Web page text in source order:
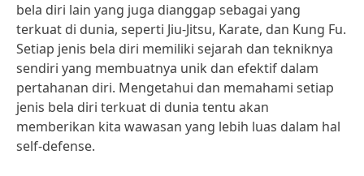
bela diri lain yang juga dianggap sebagai yang
terkuat di dunia, seperti Jiu-Jitsu, Karate, dan Kung Fu.
Setiap jenis bela diri memiliki sejarah dan tekniknya
sendiri yang membuatnya unik dan efektif dalam
pertahanan diri. Mengetahui dan memahami setiap
jenis bela diri terkuat di dunia tentu akan
memberikan kita wawasan yang lebih luas dalam hal
self-defense.